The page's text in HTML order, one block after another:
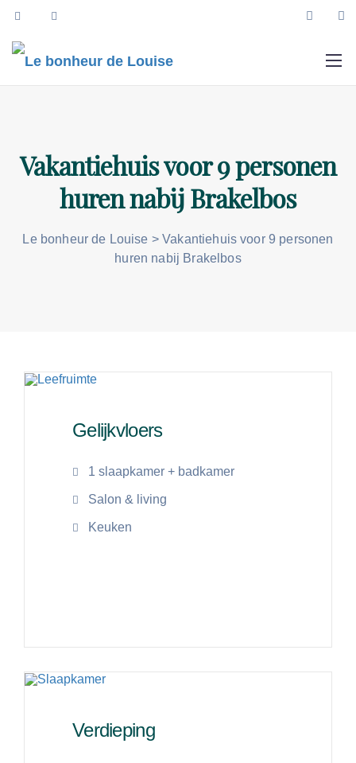
Vakantiehuis voor 9 personen
huren nabij Brakelbos
Le bonheur de Louise >Vakantiehuis voor 9 personen
huren nabij Brakelbos
Gelijkvloers
1 slaapkamer + badkamer
Salon & living
Keuken
Verdieping